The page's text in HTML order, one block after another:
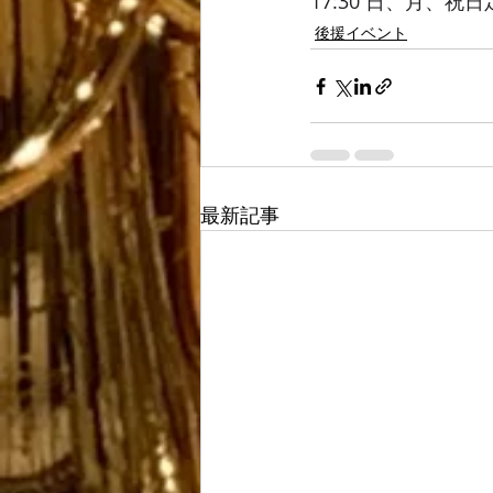
後援イベント
最新記事